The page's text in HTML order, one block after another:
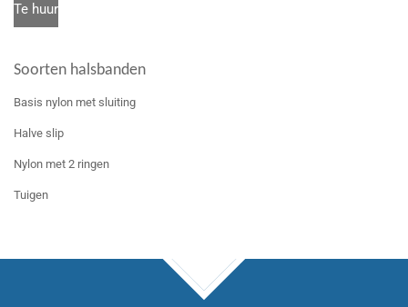
Te huur
Soorten halsbanden
Basis nylon met sluiting
Halve slip
Nylon met 2 ringen
Tuigen